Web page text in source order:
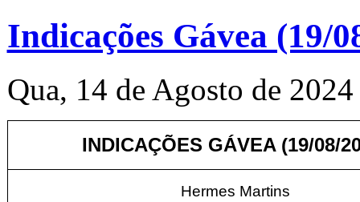
Indicações Gávea (19/
Qua, 14 de Agosto de
INDICAÇÕES GÁVEA (19/08/
Hermes Martins